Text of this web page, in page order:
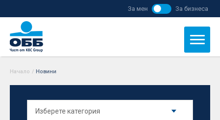
За мен За бизнеса
Начало / Новини